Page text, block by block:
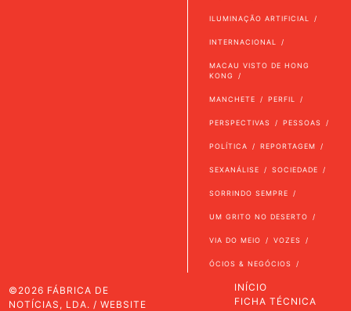
ILUMINAÇÃO ARTIFICIAL
INTERNACIONAL
MACAU VISTO DE HONG
KONG
MANCHETE PERFIL
PERSPECTIVAS PESSOAS
POLÍTICA REPORTAGEM
SEXANÁLISE SOCIEDADE
SORRINDO SEMPRE
UM GRITO NO DESERTO
VIA DO MEIO VOZES
ÓCIOS & NEGÓCIOS
©2026 FÁBRICA DE
NOTÍCIAS, LDA. / WEBSITE
INÍCIO
FICHA TÉCNICA